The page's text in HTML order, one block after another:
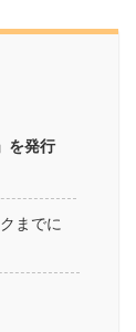
を発行
までに